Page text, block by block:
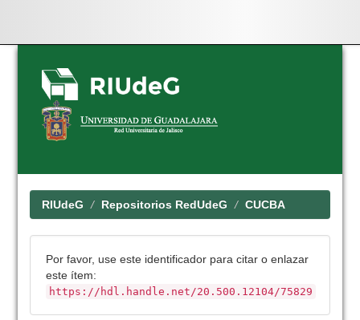
Skip
navigation
RIUdeG Repositorios RedUdeG CUCBA
Por favor, use este identificador para citar o enlazar
este ítem:
https://hdl.handle.net/20.500.12104/75829